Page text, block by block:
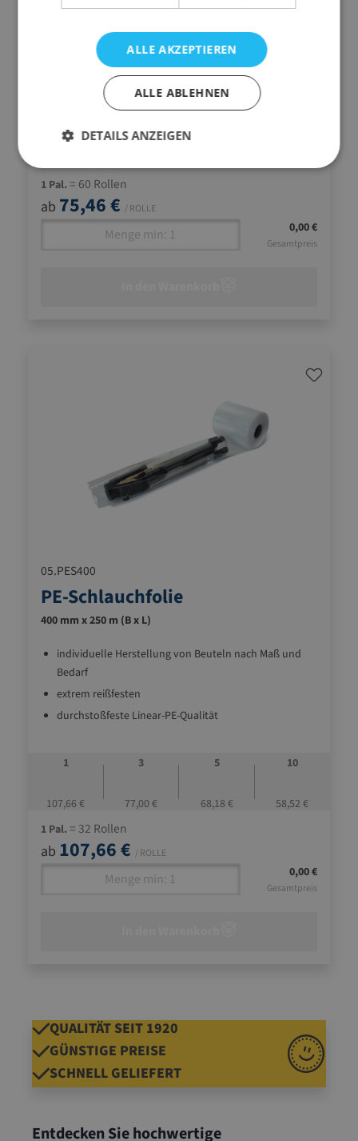
individuelle Herstellung von Beuteln nach Maß und
extrem reißfesten
durchstoßfeste Linear-PE-Qualität
1 Pal. = 60 Rollen
ab 75,46 € / ROLLE
0,00 €
Gesamtpreis
05.PES400
PE-Schlauchfolie
400 mm x 250 m (B x L)
individuelle Herstellung von Beuteln nach Maß und
Bedarf
extrem reißfesten
durchstoßfeste Linear-PE-Qualität
1
107,66 €
3
77,00 €
5
68,18 €
10
58,52 €
1 Pal. = 32 Rollen
ab 107,66 € / ROLLE
0,00 €
Gesamtpreis
QUALITÄT SEIT 1920
GÜNSTIGE PREISE
SCHNELL GELIEFERT
Entdecken Sie hochwertige
ALLE AKZEPTIEREN
ALLE ABLEHNEN
DETAILS ANZEIGEN